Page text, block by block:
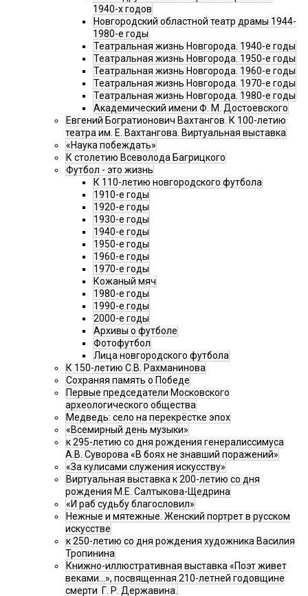
1940-х годов
Новгородский областной театр драмы 1944-
1980-е годы
Театральная жизнь Новгорода. 1940-е годы
Театральная жизнь Новгорода. 1950-е годы
Театральная жизнь Новгорода. 1960-е годы
Театральная жизнь Новгорода. 1970-е годы
Театральная жизнь Новгорода. 1980-е годы
Академический имени Ф. М. Достоевского
Евгений Богратионович Вахтангов. К 100-летию
театра им. Е. Вахтангова. Виртуальная выставка
«Наука побеждать»
К столетию Всеволода Багрицкого
Футбол - это жизнь
К 110-летию новгородского футбола
1910-е годы
1920-е годы
1930-е годы
1940-е годы
1950-е годы
1960-е годы
1970-е годы
Кожаный мяч
1980-е годы
1990-е годы
2000-е годы
Архивы о футболе
Фотофутбол
Лица новгородского футбола
К 150-летию С.В. Рахманинова
Сохраняя память о Победе
Первые председатели Московского
археологического общества
Медведь: село на перекрёстке эпох
«Всемирный день музыки»
к 295-летию со дня рождения генералиссимуса
А.В. Суворова «В боях не знавший поражений»
«За кулисами служения искусству»
Виртуальная выставка к 200-летию со дня
рождения М.Е. Салтыкова-Щедрина
«И раб судьбу благословил»
Нежные и мятежные. Женский портрет в русском
искусстве
к 250-летию со дня рождения художника Василия
Тропинина
Книжно-иллюстративная выставка «Поэт живет
веками…», посвященная 210-летней годовщине
смерти Г. Р. Державина.